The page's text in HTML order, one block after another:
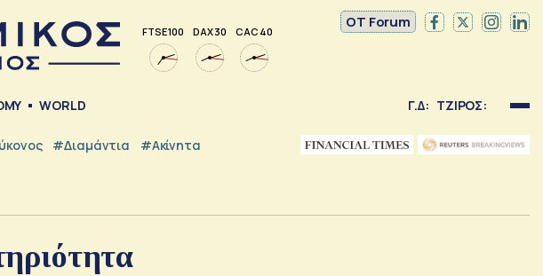
FTSE 100 DAX 30 CAC 40
OT Forum
WORLD Γ.Δ: ΤΖΙΡΟΣ:
#Διαμάντια #Ακίνητα